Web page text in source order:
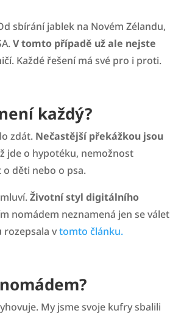
sbírání jablek na Novém Zélandu,
V tomto případě už ale nejste
Každé řešení má své pro i proti.
každý?
zdát. Nečastější překážkou jsou
jde o hypotéku, nemožnost
děti nebo o psa.
Životní styl digitálního
nomádem neznamená jen se válet
rozepsala vtomto článku.
My jsme svoje kufry sbalili